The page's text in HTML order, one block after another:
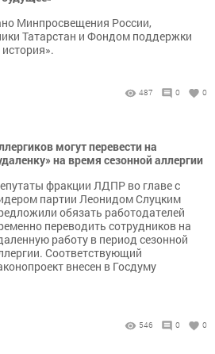
Минпросвещения России,
Татарстан и Фондом поддержки
487 0 0
могут перевести на
на время сезонной аллергии
фракции ЛДПР во главе с
партии Леонидом Слуцким
обязать работодателей
переводить сотрудников на
работу в период сезонной
Соответствующий
внесен в Госдуму
546 0 0